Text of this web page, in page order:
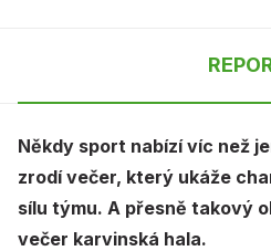
Někdy sport nabízí víc než
zrodí večer, který ukáže
sílu týmu. A přesně takový
večer karvinská hala.